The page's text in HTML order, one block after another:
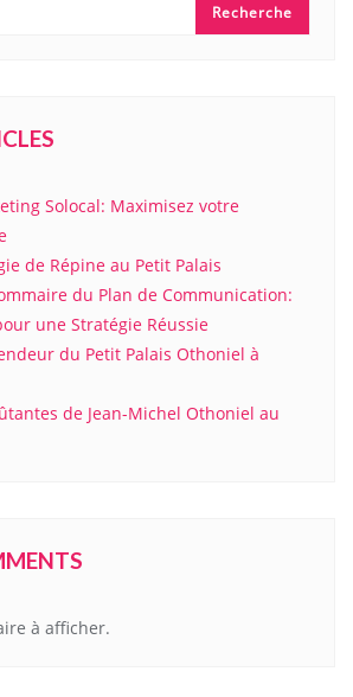
Recherche
Solocal: Maximisez votre
de Répine au Petit Palais
du Plan de Communication:
une Stratégie Réussie
du Petit Palais Othoniel à
de Jean-Michel Othoniel au
à afficher.